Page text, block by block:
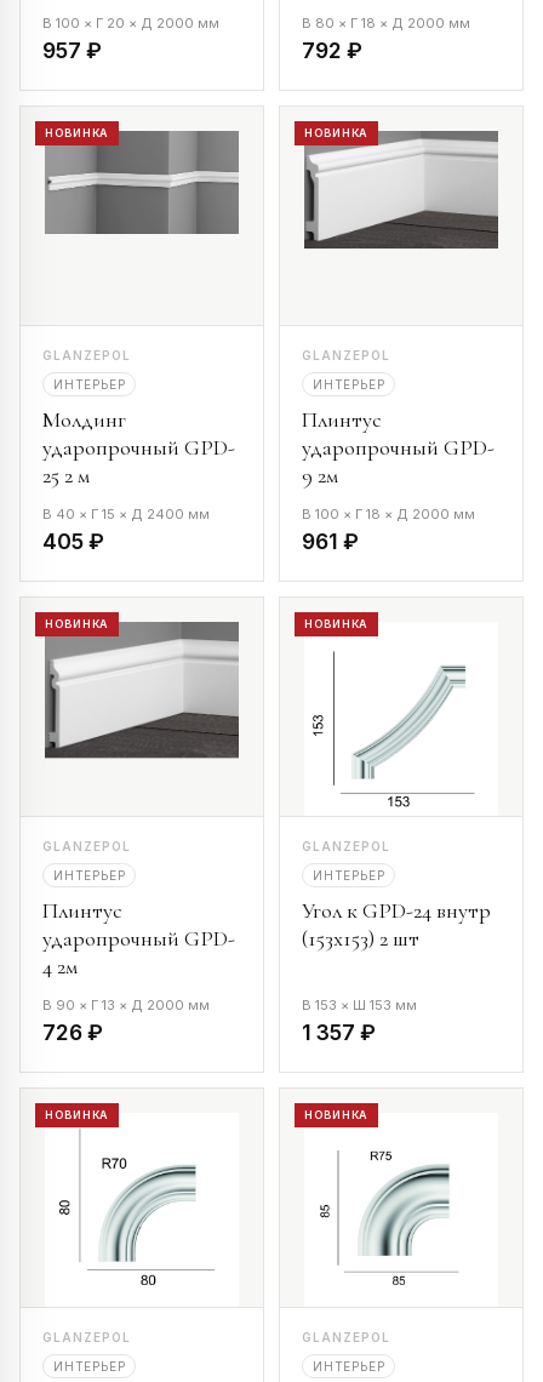
В 100 × Г 20 × Д 2000 мм
957 ₽
В 80 × Г 18 × Д 2000 мм
792 ₽
НОВИНКА
GLANZEPOL
ИНТЕРЬЕР
Молдинг
ударопрочный GPD-
25 2 м
В 40 × Г 15 × Д 2400 мм
405 ₽
НОВИНКА
GLANZEPOL
ИНТЕРЬЕР
Плинтус
ударопрочный GPD-
9 2м
В 100 × Г 18 × Д 2000 мм
961 ₽
НОВИНКА
GLANZEPOL
ИНТЕРЬЕР
Плинтус
ударопрочный GPD-
4 2м
В 90 × Г 13 × Д 2000 мм
726 ₽
НОВИНКА
GLANZEPOL
ИНТЕРЬЕР
Угол к GPD-24 внутр
(153х153) 2 шт
В 153 × Ш 153 мм
1 357 ₽
НОВИНКА
GLANZEPOL
ИНТЕРЬЕР
НОВИНКА
GLANZEPOL
ИНТЕРЬЕР